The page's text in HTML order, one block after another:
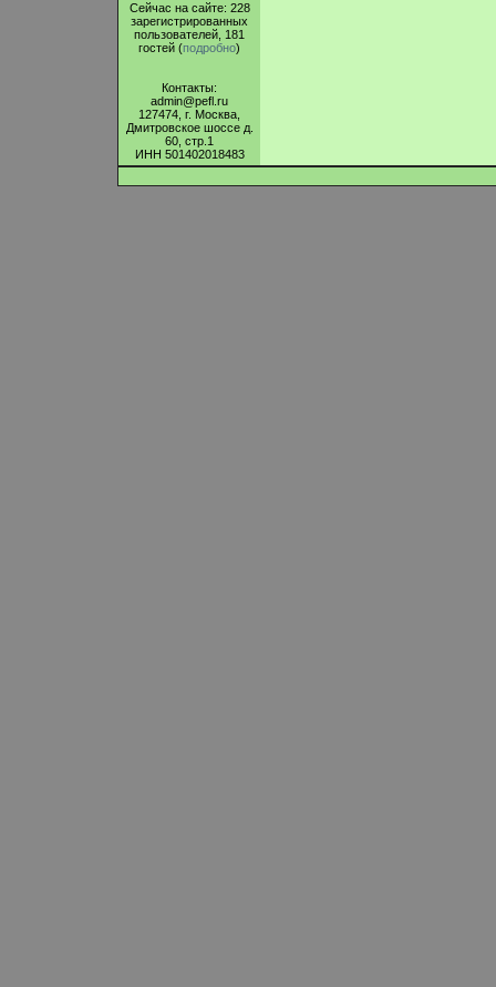
Сейчас на сайте: 228
зарегистрированных
пользователей, 181
гостей (подробно)
Контакты:
admin@pefl.ru
127474, г. Москва,
Дмитровское шоссе д.
60, стр.1
ИНН 501402018483